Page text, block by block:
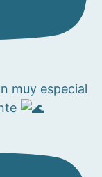
muy especial